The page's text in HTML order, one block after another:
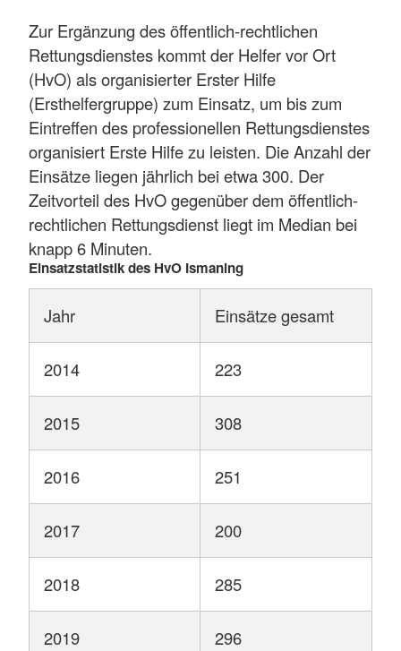
Zur Ergänzung des öffentlich-rechtlichen
Rettungsdienstes kommt der Helfer vor Ort
(HvO) als organisierter Erster Hilfe
(Ersthelfergruppe) zum Einsatz, um bis zum
Eintreffen des professionellen Rettungsdienstes
organisiert Erste Hilfe zu leisten. Die Anzahl der
Einsätze liegen jährlich bei etwa 300. Der
Zeitvorteil des HvO gegenüber dem öffentlich-
rechtlichen Rettungsdienst liegt im Median bei
knapp 6 Minuten.
Einsatzstatistik des HvO Ismaning
Jahr Einsätze gesamt
2014 223
2015 308
2016 251
2017 200
2018 285
2019 296